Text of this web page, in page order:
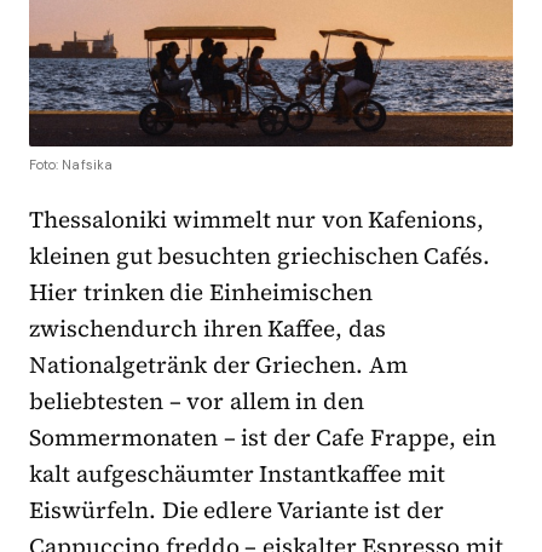
Foto: Nafsika
Thessaloniki wimmelt nur von Kafenions,
kleinen gut besuchten griechischen Cafés.
Hier trinken die Einheimischen
zwischendurch ihren Kaffee, das
Nationalgetränk der Griechen. Am
beliebtesten – vor allem in den
Sommermonaten – ist der Cafe Frappe, ein
kalt aufgeschäumter Instantkaffee mit
Eiswürfeln. Die edlere Variante ist der